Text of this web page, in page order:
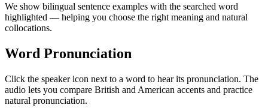
We show bilingual sentence examples with the searched word
highlighted — helping you choose the right meaning and natural
collocations.
Word Pronunciation
Click the speaker icon next to a word to hear its pronunciation. The
audio lets you compare British and American accents and practice
natural pronunciation.